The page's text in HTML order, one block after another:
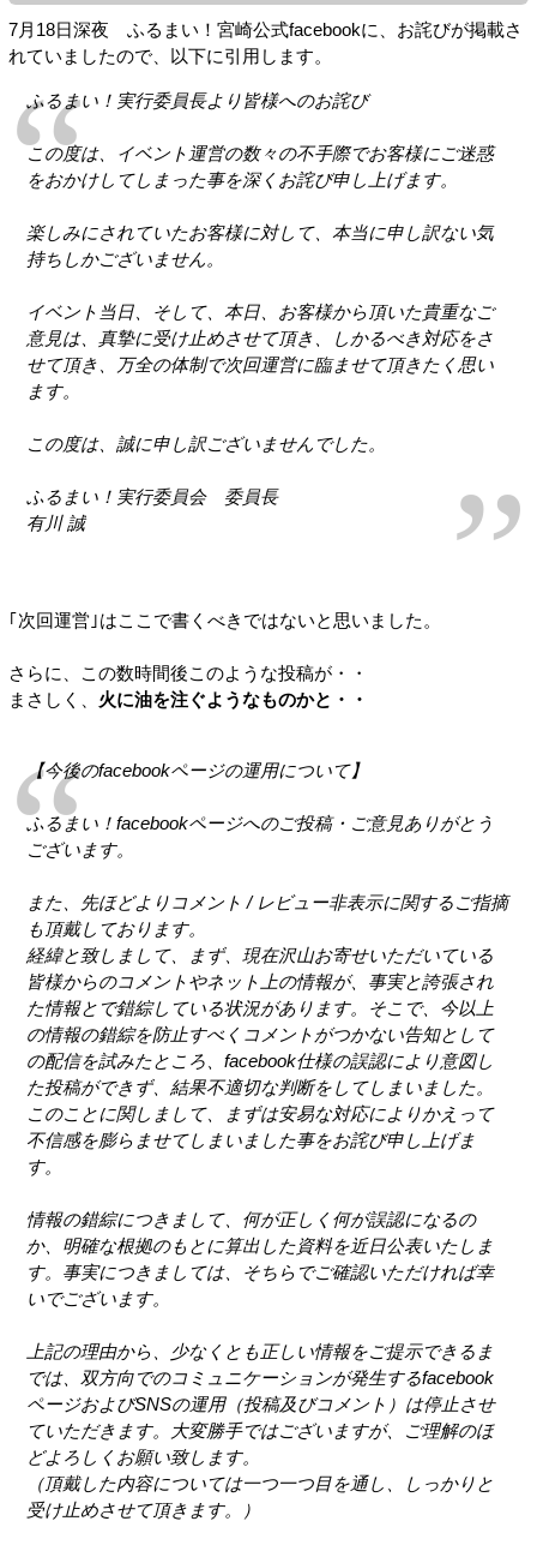
7月18日深夜 ふるまい！宮崎公式facebookに、お詫びが掲載さ
れていましたので、以下に引用します。
ふるまい！実行委員長より皆様へのお詫び
この度は、イベント運営の数々の不手際でお客様にご迷惑
をおかけしてしまった事を深くお詫び申し上げます。
楽しみにされていたお客様に対して、本当に申し訳ない気
持ちしかございません。
イベント当日、そして、本日、お客様から頂いた貴重なご
意見は、真摯に受け止めさせて頂き、しかるべき対応をさ
せて頂き、万全の体制で次回運営に臨ませて頂きたく思い
ます。
この度は、誠に申し訳ございませんでした。
ふるまい！実行委員会 委員長
有川 誠
｢次回運営｣はここで書くべきではないと思いました。
さらに、この数時間後このような投稿が・・
まさしく、 火に油を注ぐようなものかと・・
【今後のfacebookページの運用について】
ふるまい！facebookページへのご投稿・ご意見ありがとう
ございます。
また、先ほどよりコメント / レビュー非表示に関するご指摘
も頂戴しております。
経緯と致しまして、まず、現在沢山お寄せいただいている
皆様からのコメントやネット上の情報が、事実と誇張され
た情報とで錯綜している状況があります。そこで、今以上
の情報の錯綜を防止すべくコメントがつかない告知として
の配信を試みたところ、facebook仕様の誤認により意図し
た投稿ができず、結果不適切な判断をしてしまいました。
このことに関しまして、まずは安易な対応によりかえって
不信感を膨らませてしまいました事をお詫び申し上げま
す。
情報の錯綜につきまして、何が正しく何が誤認になるの
か、明確な根拠のもとに算出した資料を近日公表いたしま
す。事実につきましては、そちらでご確認いただければ幸
いでございます。
上記の理由から、少なくとも正しい情報をご提示できるま
では、双方向でのコミュニケーションが発生するfacebook
ページおよびSNSの運用（投稿及びコメント）は停止させ
ていただきます。大変勝手ではございますが、ご理解のほ
どよろしくお願い致します。
（頂戴した内容については一つ一つ目を通し、しっかりと
受け止めさせて頂きます。）